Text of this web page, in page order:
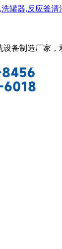
设备制造厂家，
设备推荐
：274
，推荐使用长
的设备推荐方
清洗一体机（
闭口或开口）
角度旋转喷淋
手动/自动切换
配置循环水系统